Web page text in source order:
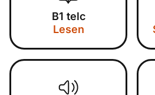
B1 telc
Lesen